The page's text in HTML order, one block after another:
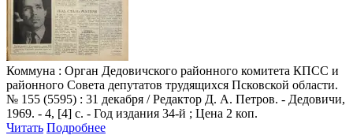
Коммуна : Орган Дедовичского районного комитета КПСС и
районного Совета депутатов трудящихся Псковской области.
№ 155 (5595) : 31 декабря / Редактор Д. А. Петров. - Дедовичи,
1969. - 4, [4] с. - Год издания 34-й ; Цена 2 коп.
Читать Подробнее